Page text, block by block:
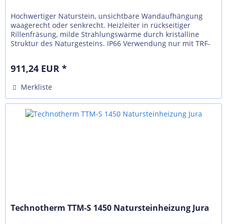
Hochwertiger Naturstein, unsichtbare Wandaufhängung
waagerecht oder senkrecht. Heizleiter in rückseitiger
Rillenfräsung, milde Strahlungswärme durch kristalline
Struktur des Naturgesteins. IP66 Verwendung nur mit TRF-
911,24 EUR *
Merkliste
Technotherm TTM-S 1450 Natursteinheizung Jura